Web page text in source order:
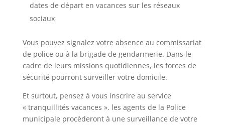
dates de départ en vacances sur les réseaux
sociaux
Vous pouvez signalez votre absence au commissariat
de police ou à la brigade de gendarmerie. Dans le
cadre de leurs missions quotidiennes, les forces de
sécurité pourront surveiller votre domicile.
Et surtout, pensez à vous inscrire au service
« tranquillités vacances ». les agents de la Police
municipale procèderont à une surveillance de votre